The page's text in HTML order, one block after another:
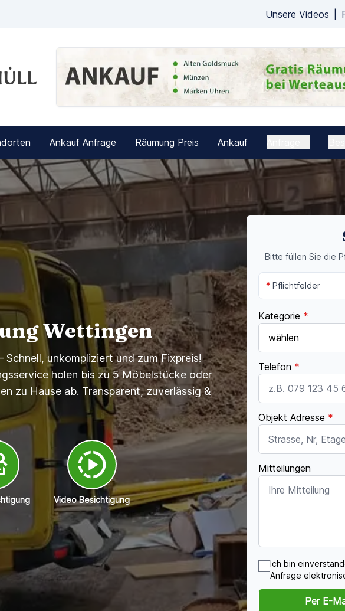
Unsere Videos
Ankauf Anfrage Räumung Preis Ankauf
Wettingen
unkompliziert und zum Fixpreis!
holen bis zu 5 Möbelstücke oder
zu Hause ab. Transparent, zuverlässig &
Video Besichtigung
Bitte füllen Sie die
* Pflichtfelder
Kategorie *
Telefon *
Objekt Adresse *
Mitteilungen
Ich bin
Anfrage
Per E-